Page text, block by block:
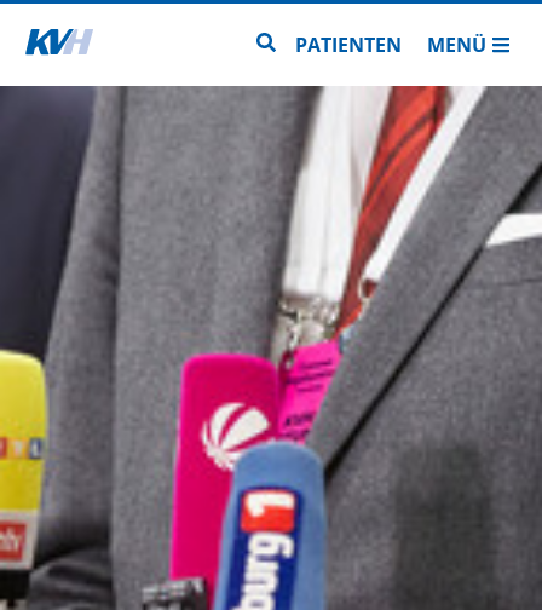
Zur Startseite Zur Seitensuche
PATIENTEN MENÜ